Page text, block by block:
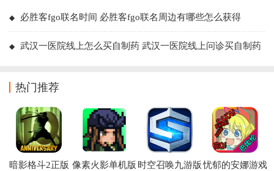
必胜客fgo联名时间 必胜客fgo联名周边有哪些怎么获得
武汉一医院线上怎么买自制药 武汉一医院线上问诊买自制药
热门推荐
暗影格斗2正版 像素火影单机版 时空召唤九游版 忧郁的安娜游戏